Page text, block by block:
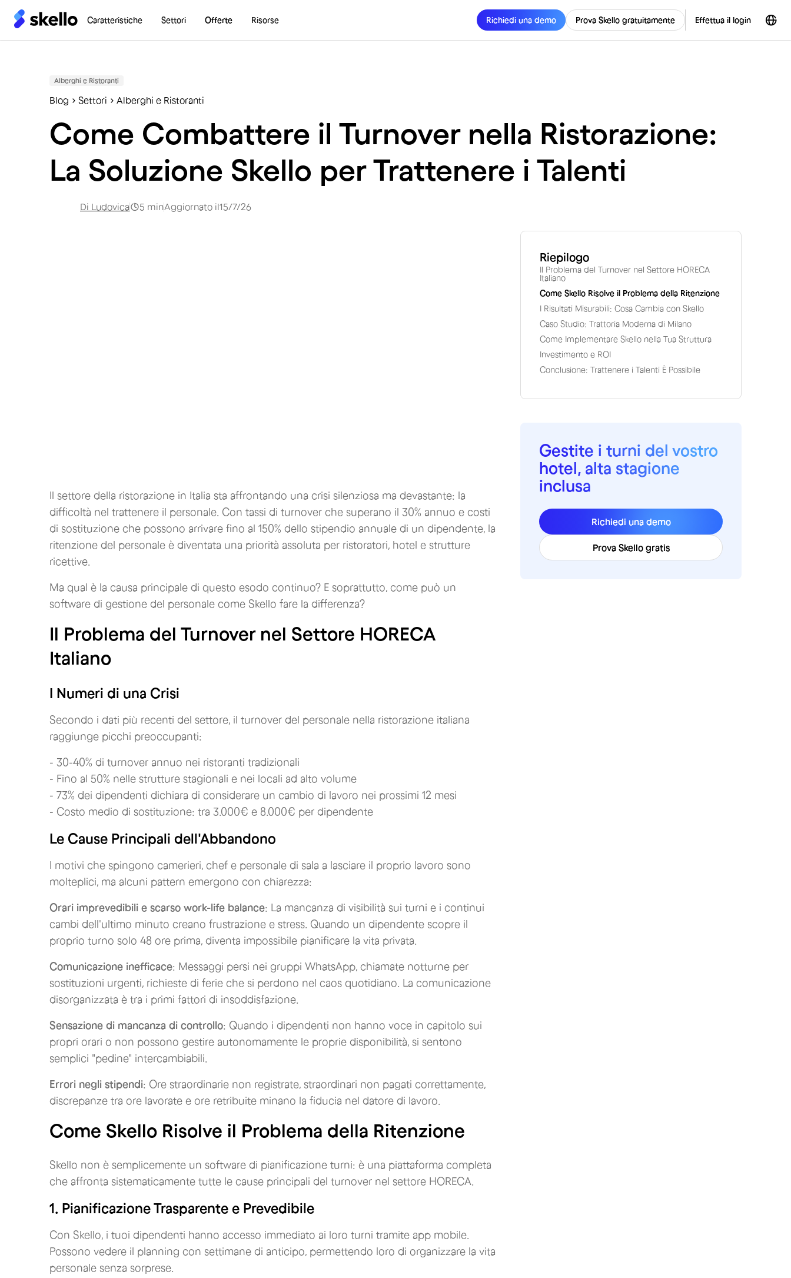
Caratteristiche Settori Offerte Risorse Richiedi una demo Prova Skello gratuitamente Effettua il login
Alberghi e Ristoranti
Blog Settori Alberghi e Ristoranti
Come Combattere il Turnover nella Ristorazione:
La Soluzione Skello per Trattenere i Talenti
Di Ludovica 5 minAggiornato il15/7/26
Il settore della ristorazione in Italia sta affrontando una crisi silenziosa ma devastante: la
difficoltà nel trattenere il personale. Con tassi di turnover che superano il 30% annuo e costi
di sostituzione che possono arrivare fino al 150% dello stipendio annuale di un dipendente, la
ritenzione del personale è diventata una priorità assoluta per ristoratori, hotel e strutture
ricettive.
Ma qual è la causa principale di questo esodo continuo? E soprattutto, come può un
software di gestione del personale come Skello fare la differenza?
Il Problema del Turnover nel Settore HORECA
Italiano
I Numeri di una Crisi
Secondo i dati più recenti del settore, il turnover del personale nella ristorazione italiana
raggiunge picchi preoccupanti:
- 30-40% di turnover annuo nei ristoranti tradizionali
- Fino al 50% nelle strutture stagionali e nei locali ad alto volume
- 73% dei dipendenti dichiara di considerare un cambio di lavoro nei prossimi 12 mesi
- Costo medio di sostituzione: tra 3.000€ e 8.000€ per dipendente
Le Cause Principali dell'Abbandono
I motivi che spingono camerieri, chef e personale di sala a lasciare il proprio lavoro sono
molteplici, ma alcuni pattern emergono con chiarezza:
Orari imprevedibili e scarso work-life balance: La mancanza di visibilità sui turni e i continui
cambi dell'ultimo minuto creano frustrazione e stress. Quando un dipendente scopre il
proprio turno solo 48 ore prima, diventa impossibile pianificare la vita privata.
Comunicazione inefficace: Messaggi persi nei gruppi WhatsApp, chiamate notturne per
sostituzioni urgenti, richieste di ferie che si perdono nel caos quotidiano. La comunicazione
disorganizzata è tra i primi fattori di insoddisfazione.
Sensazione di mancanza di controllo: Quando i dipendenti non hanno voce in capitolo sui
propri orari o non possono gestire autonomamente le proprie disponibilità, si sentono
semplici "pedine" intercambiabili.
Errori negli stipendi: Ore straordinarie non registrate, straordinari non pagati correttamente,
discrepanze tra ore lavorate e ore retribuite minano la fiducia nel datore di lavoro.
Come Skello Risolve il Problema della Ritenzione
Skello non è semplicemente un software di pianificazione turni: è una piattaforma completa
che affronta sistematicamente tutte le cause principali del turnover nel settore HORECA.
1. Pianificazione Trasparente e Prevedibile
Con Skello, i tuoi dipendenti hanno accesso immediato ai loro turni tramite app mobile.
Possono vedere il planning con settimane di anticipo, permettendo loro di organizzare la vita
personale senza sorprese.
Riepilogo
Il Problema del Turnover nel Settore HORECA
Italiano
Come Skello Risolve il Problema della Ritenzione
I Risultati Misurabili: Cosa Cambia con Skello
Caso Studio: Trattoria Moderna di Milano
Come Implementare Skello nella Tua Struttura
Investimento e ROI
Conclusione: Trattenere i Talenti È Possibile
Gestite i turni del vostro
hotel, alta stagione
inclusa
Richiedi una demo
Prova Skello gratis